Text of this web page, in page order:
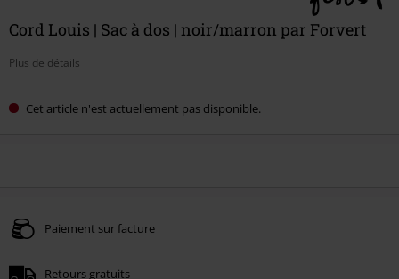
Cord Louis | Sac à dos | noir/marron par Forvert
Plus de détails
Cet article n'est actuellement pas disponible.
Paiement sur facture
Retours gratuits